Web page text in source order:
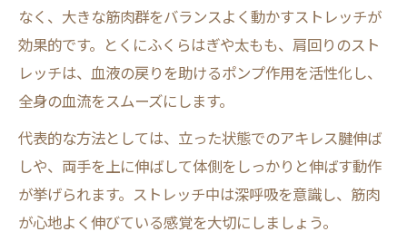
なく、大きな筋肉群をバランスよく動かすストレッチが
効果的です。とくにふくらはぎや太もも、肩回りのスト
レッチは、血液の戻りを助けるポンプ作用を活性化し、
全身の血流をスムーズにします。
代表的な方法としては、立った状態でのアキレス腱伸ば
しや、両手を上に伸ばして体側をしっかりと伸ばす動作
が挙げられます。ストレッチ中は深呼吸を意識し、筋肉
が心地よく伸びている感覚を大切にしましょう。